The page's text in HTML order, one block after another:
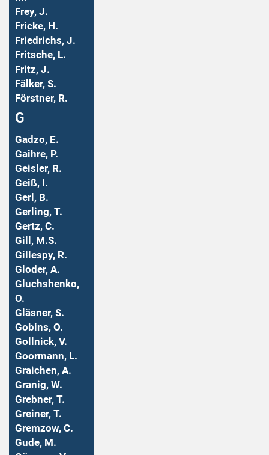
Frey, J.
Fricke, H.
Friedrichs, J.
Fritsche, L.
Fritz, J.
Fälker, S.
Förstner, R.
G
Gadzo, E.
Gaihre, P.
Geisler, R.
Geiß, I.
Gerl, B.
Gerling, T.
Gertz, C.
Gill, M.S.
Gillespy, R.
Gloder, A.
Gluchshenko,
O.
Gläsner, S.
Gobins, O.
Gollnick, V.
Goormann, L.
Graichen, A.
Granig, W.
Grebner, T.
Greiner, T.
Gremzow, C.
Gude, M.